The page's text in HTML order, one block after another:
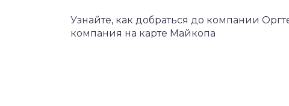
Узнайте, как добраться до компании
компания на карте Майкопа